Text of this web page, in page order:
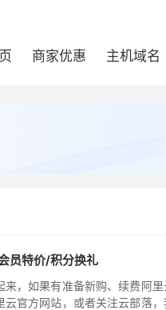
商家优惠 主机域名
员特价/积分换礼
，如果有准备新购、续费阿
官方网站，或者关注云部落，